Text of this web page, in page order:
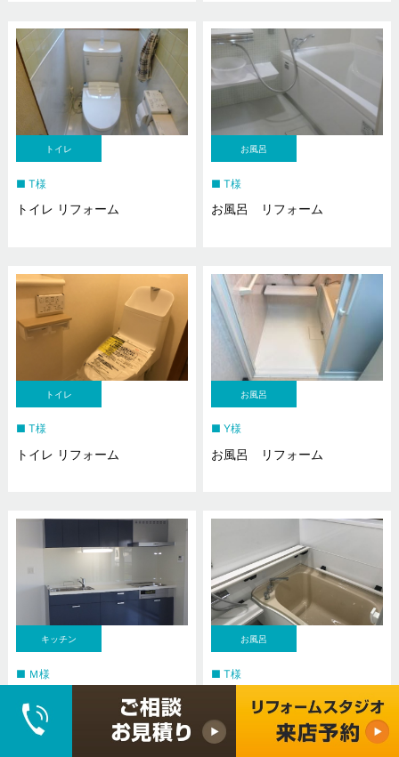
トイレ
T様
トイレ リフォーム
お風呂
T様
お風呂 リフォーム
トイレ
T様
トイレ リフォーム
お風呂
Y様
お風呂 リフォーム
キッチン
Ｍ様
キッチン リフォーム工事
お風呂
T様
お風呂 リフォーム